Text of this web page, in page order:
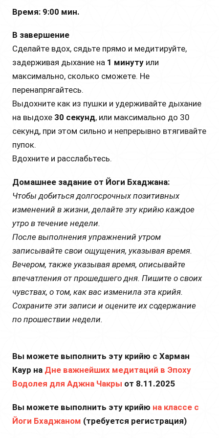
Время: 9:00 мин.
В завершение
Сделайте вдох, сядьте прямо и медитируйте,
задерживая дыхание на 1 минуту или
максимально, сколько сможете. Не
перенапрягайтесь.
Выдохните как из пушки и удерживайте дыхание
на выдохе 30 секунд, или максимально до 30
секунд, при этом сильно и непрерывно втягивайте
пупок.
Вдохните и расслабьтесь.
Домашнее задание от Йоги Бхаджана:
Чтобы добиться долгосрочных позитивных
изменений в жизни, делайте эту крийю каждое
утро в течение недели.
После выполнения упражнений утром
записывайте свои ощущения, указывая время.
Вечером, также указывая время, описывайте
впечатления от прошедшего дня. Пишите о своих
чувствах, о том, как вас изменила эта крийя.
Сохраните эти записи и оцените их содержание
по прошествии недели.
Вы можете выполнить эту крийю с Харман
Каур на Дне важнейших медитаций в Эпоху
Водолея для Аджна Чакры от 8.11.2025
Вы можете выполнить эту крийю на классе с
Йоги Бхаджаном (требуется регистрация)